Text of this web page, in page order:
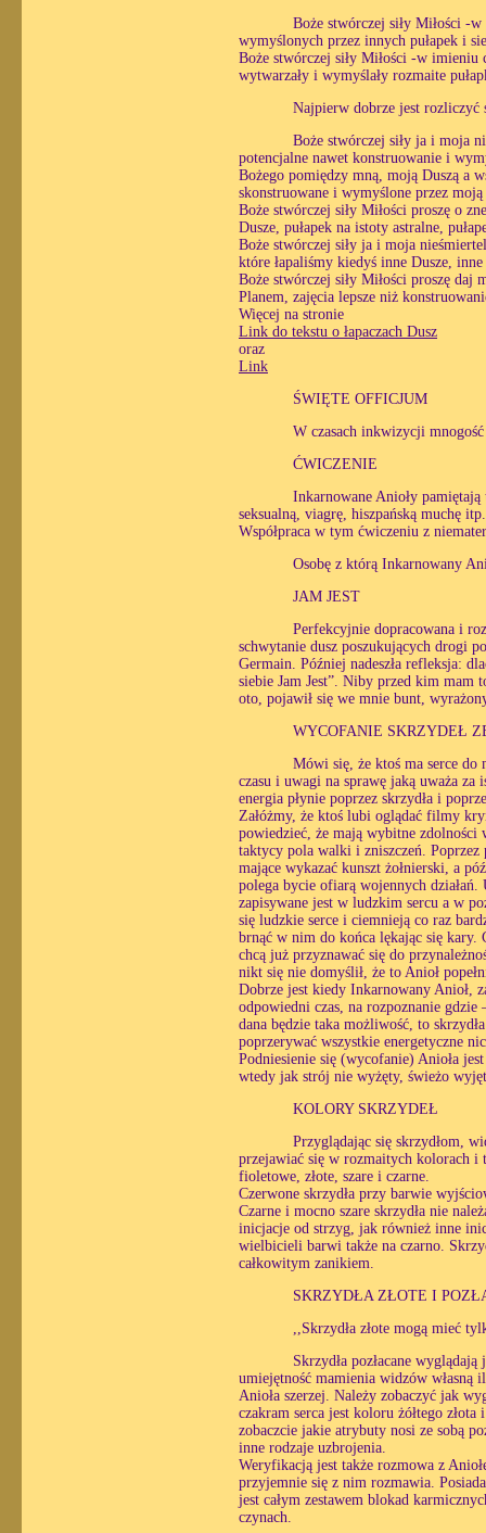
Boże stwórczej siły Miłości -
wymyślonych przez innych pułapek i
Boże stwórczej siły Miłości -w
wytwarzały i wymyślały rozmaite
Najpierw dobrze jest rozliczyć
Boże stwórczej siły ja i moja
potencjalne nawet konstruowanie i
Bożego pomiędzy mną, moją Duszą a
skonstruowane i wymyślone przez
Boże stwórczej siły Miłości proszę o
Dusze, pułapek na istoty astralne,
Boże stwórczej siły ja i moja
które łapaliśmy kiedyś inne Dusze,
Boże stwórczej siły Miłości proszę
Planem, zajęcia lepsze niż
Więcej na stronie
Link do tekstu o łapaczach Dusz
oraz
Link
ŚWIĘTE OFFICJUM
W czasach inkwizycji
ĆWICZENIE
Inkarnowane Anioły
seksualną, viagrę, hiszpańską muchę
Współpraca w tym ćwiczeniu z
Osobę z którą Inkarnowany
JAM JEST
Perfekcyjnie dopracowana i
schwytanie dusz poszukujących drogi
Germain. Później nadeszła refleksja:
siebie Jam Jest”. Niby przed kim mam
oto, pojawił się we mnie bunt,
WYCOFANIE SKRZYDEŁ
Mówi się, że ktoś ma serce
czasu i uwagi na sprawę jaką uważa
energia płynie poprzez skrzydła i
Załóżmy, że ktoś lubi oglądać filmy
powiedzieć, że mają wybitne zdolności
taktycy pola walki i zniszczeń. Poprzez
mające wykazać kunszt żołnierski, a
polega bycie ofiarą wojennych
zapisywane jest w ludzkim sercu a w
się ludzkie serce i ciemnieją co raz
brnąć w nim do końca lękając się
chcą już przyznawać się do
nikt się nie domyślił, że to Anioł
Dobrze jest kiedy Inkarnowany Anioł,
odpowiedni czas, na rozpoznanie
dana będzie taka możliwość, to
poprzerywać wszystkie energetyczne
Podniesienie się (wycofanie) Anioła
wtedy jak strój nie wyżęty, świeżo
KOLORY SKRZYDEŁ
Przyglądając się skrzydłom,
przejawiać się w rozmaitych kolorach i
fioletowe, złote, szare i czarne.
Czerwone skrzydła przy barwie
Czarne i mocno szare skrzydła nie
inicjacje od strzyg, jak również inne
wielbicieli barwi także na czarno.
całkowitym zanikiem.
SKRZYDŁA ZŁOTE I
,,Skrzydła złote mogą mieć
Skrzydła pozłacane
umiejętność mamienia widzów własną
Anioła szerzej. Należy zobaczyć jak
czakram serca jest koloru żółtego
zobaczcie jakie atrybuty nosi ze sobą
inne rodzaje uzbrojenia.
Weryfikacją jest także rozmowa z
przyjemnie się z nim rozmawia.
jest całym zestawem blokad
czynach.